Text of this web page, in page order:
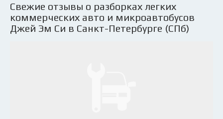
Свежие отзывы о разборках легких
коммерческих авто и микроавтобусов
Джей Эм Си в Санкт-Петербурге (СПб)